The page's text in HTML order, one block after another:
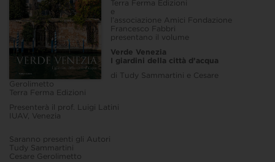
Terra Ferma Edizioni
e
l’associazione Amici Fondazione
Francesco Fabbri
presentano il volume
Verde Venezia
I giardini della città d’acqua
di Tudy Sammartini e Cesare
Gerolimetto
Terra Ferma Edizioni
Presenterà il prof. Luigi Latini
IUAV, Venezia
Saranno presenti gli Autori
Tudy Sammartini
Cesare Gerolimetto